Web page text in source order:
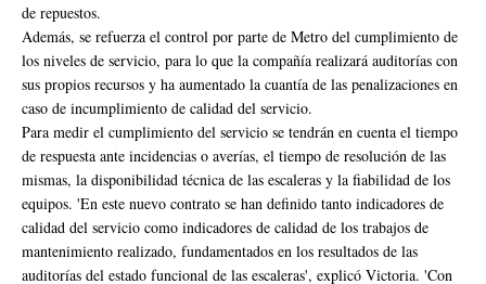
de repuestos.
Además, se refuerza el control por parte de Metro del cumplimiento de
los niveles de servicio, para lo que la compañía realizará auditorías con
sus propios recursos y ha aumentado la cuantía de las penalizaciones en
caso de incumplimiento de calidad del servicio.
Para medir el cumplimiento del servicio se tendrán en cuenta el tiempo
de respuesta ante incidencias o averías, el tiempo de resolución de las
mismas, la disponibilidad técnica de las escaleras y la fiabilidad de los
equipos. 'En este nuevo contrato se han definido tanto indicadores de
calidad del servicio como indicadores de calidad de los trabajos de
mantenimiento realizado, fundamentados en los resultados de las
auditorías del estado funcional de las escaleras', explicó Victoria. 'Con